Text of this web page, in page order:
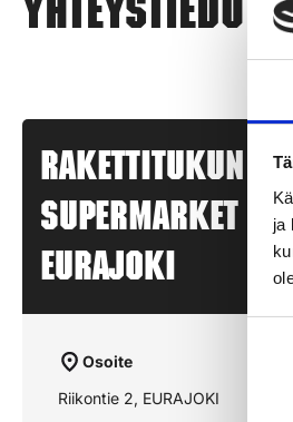
ja
Yhteystiedot
Rakettitukun
SUPERMARKET
EURAJOKI
Osoite
Riikontie 2, EURAJOKI